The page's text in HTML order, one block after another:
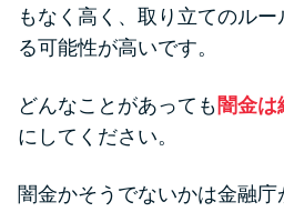
もなく高く、取り立てのル
る可能性が高いです。
どんなことがあっても 闇金は
にしてください。
闇金かそうでないかは金融